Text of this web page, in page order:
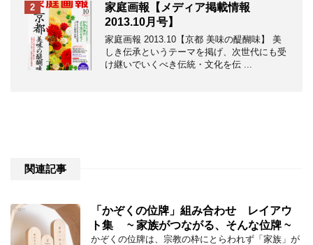
2
家庭画報【メディア掲載情報
2013.10月号】
家庭画報 2013.10【京都 美味の醍醐味】 美
しき伝承というテーマを掲げ、次世代にも受
け継いでいくべき伝統・文化を伝 ...
関連記事
「かぞくの位牌」組み合わせ レイアウ
ト集 ~ 家族がつながる、そんな位牌 ~
かぞくの位牌は、宗教の枠にとらわれず「家族」が